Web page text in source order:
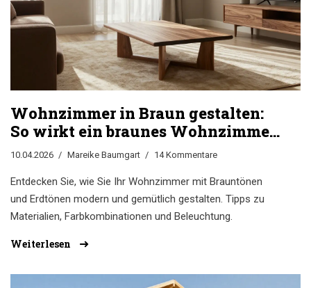
Wohnzimmer in Braun gestalten:
So wirkt ein braunes Wohnzimmer
modern und gemütlich
10.04.2026 Mareike Baumgart 14 Kommentare
Entdecken Sie, wie Sie Ihr Wohnzimmer mit Brauntönen
und Erdtönen modern und gemütlich gestalten. Tipps zu
Materialien, Farbkombinationen und Beleuchtung.
Weiterlesen